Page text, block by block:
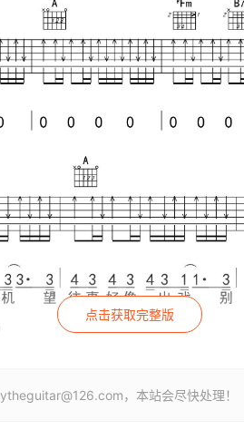
点击获取完整版
，本站会尽快处理！